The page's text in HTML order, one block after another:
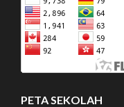
PETA SEKOLAH